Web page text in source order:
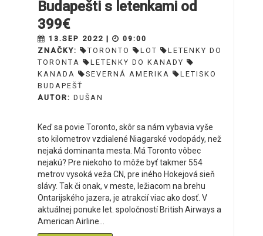
Budapešti s letenkami od
399€
13.SEP 2022 |
09:00
ZNAČKY:
TORONTO LOT
LETENKY DO
TORONTA
LETENKY DO KANADY
KANADA
SEVERNÁ AMERIKA
LETISKO
BUDAPEŠŤ
AUTOR: DUŠAN
Keď sa povie Toronto, skôr sa nám vybavia vyše
sto kilometrov vzdialené Niagarské vodopády, než
nejaká dominanta mesta. Má Toronto vôbec
nejakú? Pre niekoho to môže byť takmer 554
metrov vysoká veža CN, pre iného Hokejová sieň
slávy. Tak či onak, v meste, ležiacom na brehu
Ontarijského jazera, je atrakcií viac ako dosť. V
aktuálnej ponuke let. spoločností British Airways a
American Airline...